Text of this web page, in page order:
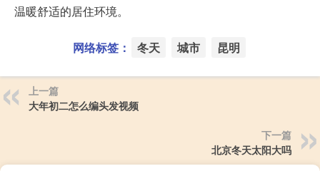
温暖舒适的居住环境。
网络标签： 冬天 城市 昆明
上一篇
大年初二怎么编头发视频
下一篇
北京冬天太阳大吗